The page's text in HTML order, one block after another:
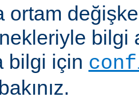
ortam
bilgi
bilgi için